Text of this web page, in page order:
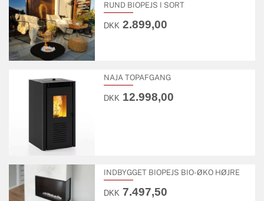
RUND BIOPEJS I SORT
DKK 2.899,00
NAJA TOPAFGANG
DKK 12.998,00
INDBYGGET BIOPEJS BIO-ØKO HØJRE
DKK 7.497,50